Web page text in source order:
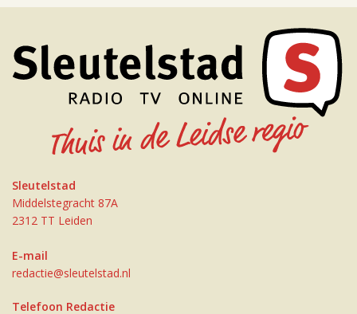
Sleutelstad
Middelstegracht 87A
2312 TT Leiden
E-mail
redactie@sleutelstad.nl
Telefoon Redactie